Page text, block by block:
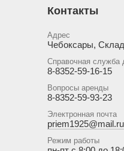
Контакты
Адрес
Чебоксары,
Справочная служба
8-8352-59-16-15
Вопросы аренды
8-8352-59-93-23
Электронная почта
priem1925@mail.ru
Режим работы